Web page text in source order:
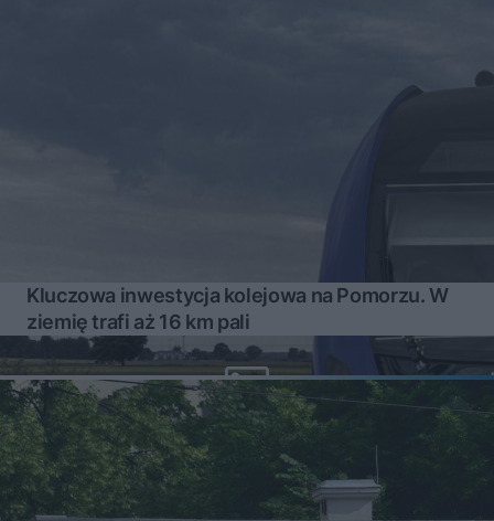
Kluczowa inwestycja kolejowa na Pomorzu. W
ziemię trafi aż 16 km pali